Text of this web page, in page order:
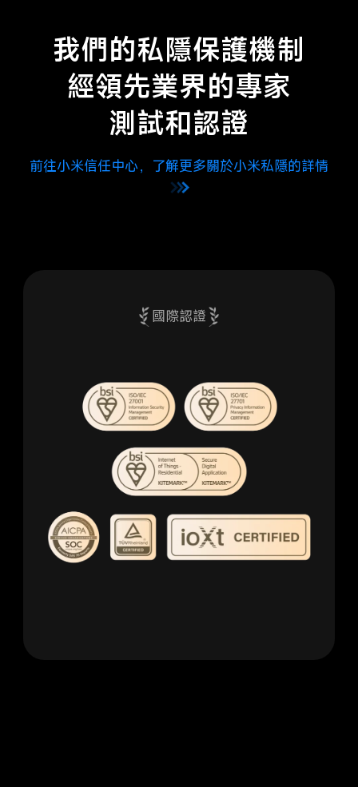
我們的私隱保護機制
經領先業界的專家
測試和認證
前往小米信任中心，了解更多關於小米私隱的詳情
國際認證